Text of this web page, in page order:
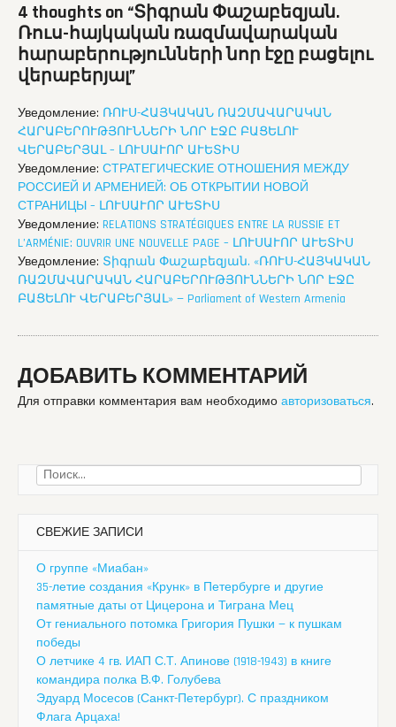
4 thoughts on “Տիգրան Փաշաբեզյան.
Ռուս-հայկական ռազմավարական
հարաբերությունների նոր էջը բացելու
վերաբերյալ”
Уведомление: ՌՈՒՍ-ՀԱՅԿԱԿԱՆ ՌԱԶՄԱՎԱՐԱԿԱՆ
ՀԱՐԱԲԵՐՈՒԹՅՈՒՆՆԵՐԻ ՆՈՐ ԷՋԸ ԲԱՑԵԼՈՒ
Уведомление: СТРАТЕГИЧЕСКИЕ ОТНОШЕНИЯ МЕЖДУ
РОССИЕЙ И АРМЕНИЕЙ: ОБ ОТКРЫТИИ НОВОЙ
Уведомление: RELATIONS STRATÉGIQUES ENTRE LA RUSSIE ET ​​
Уведомление: Տիգրան Փաշաբեզյան. «ՌՈՒՍ-ՀԱՅԿԱԿԱՆ
ՌԱԶՄԱՎԱՐԱԿԱՆ ՀԱՐԱԲԵՐՈՒԹՅՈՒՆՆԵՐԻ ՆՈՐ ԷՋԸ
ԲԱՑԵԼՈՒ ՎԵՐԱԲԵՐՅԱԼ» — Parliament of Western Armenia
ДОБАВИТЬ КОММЕНТАРИЙ
Для отправки комментария вам необходимо авторизоваться.
Найти:
СВЕЖИЕ ЗАПИСИ
О группе «Миабан»
35-летие создания «Крунк» в Петербурге и другие
памятные даты от Цицерона и Тиграна Мец
От гениального потомка Григория Пушки — к пушкам
победы
О летчике 4 гв. ИАП С.Т. Апинове (1918-1943) в книге
командира полка В.Ф. Голубева
Эдуард Мосесов (Санкт-Петербург). С праздником
Флага Арцаха!